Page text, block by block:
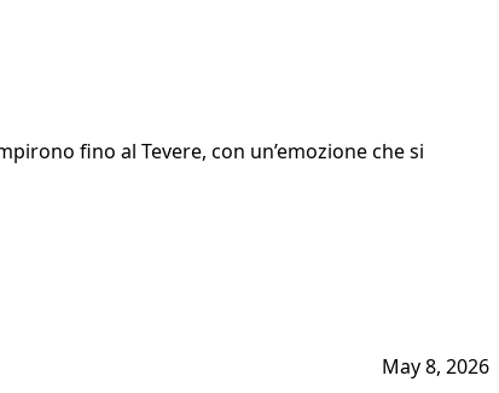
fino al Tevere, con un’emozione che si
May 8, 2026